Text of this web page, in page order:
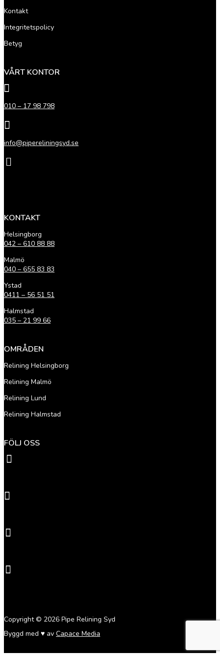
Kontakt
Integritetspolicy
Betyg
VÅRT KONTOR

010 – 17 98 798

info@pipereliningsyd.se

KONTAKT
Helsingborg
042 – 610 88 88
Malmö
040 – 655 83 83
Ystad
0411 – 56 51 51
Halmstad
035 – 21 99 66
OMRÅDEN
Relining Helsingborg
Relining Malmö
Relining Lund
Relining Halmstad
FÖLJ OSS




Copyright © 2026 Pipe Relining Syd
Byggd med ♥ av Capace Media